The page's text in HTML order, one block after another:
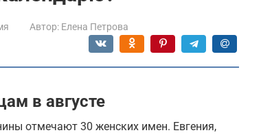
Автор: Елена Петрова
в августе
отмечают 30 женских имен. Евгения,